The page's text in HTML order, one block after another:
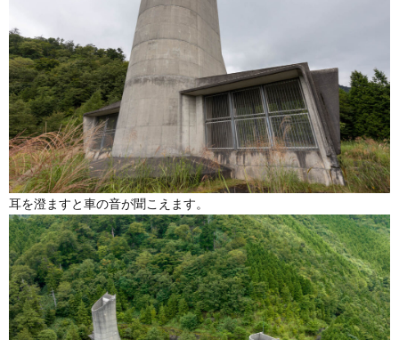
耳を澄ますと車の音が聞こえます。